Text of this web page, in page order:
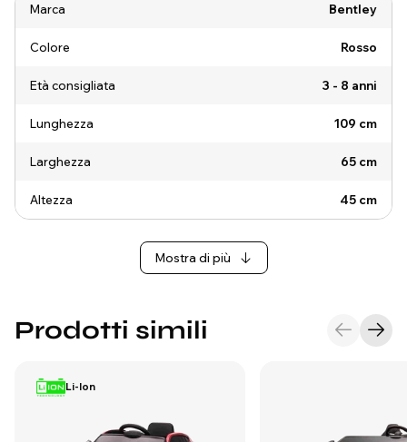
Marca Bentley
Colore Rosso
Età consigliata 3 - 8 anni
Lunghezza 109 cm
Larghezza 65 cm
Altezza 45 cm
Mostra di più
Prodotti simili
Li-Ion